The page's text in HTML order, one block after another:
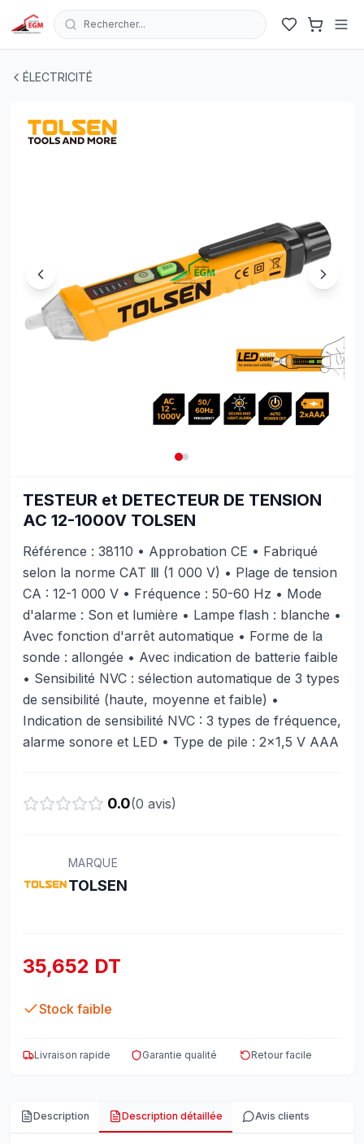
Rechercher...
ÉLECTRICITÉ
TESTEUR et DETECTEUR DE TENSION
AC 12-1000V TOLSEN
Référence : 38110 • Approbation CE • Fabriqué
selon la norme CAT Ⅲ (1 000 V) • Plage de tension
CA : 12-1 000 V • Fréquence : 50-60 Hz • Mode
d'alarme : Son et lumière • Lampe flash : blanche •
Avec fonction d'arrêt automatique • Forme de la
sonde : allongée • Avec indication de batterie faible
• Sensibilité NVC : sélection automatique de 3 types
de sensibilité (haute, moyenne et faible) •
Indication de sensibilité NVC : 3 types de fréquence,
alarme sonore et LED • Type de pile : 2x1,5 V AAA
0.0(0 avis)
MARQUE
TOLSEN
35,652 DT
Stock faible
Livraison rapide Garantie qualité Retour facile
Description Description détaillée Avis clients